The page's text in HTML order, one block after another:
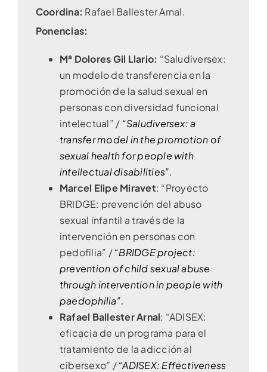
Coordina: Rafael Ballester Arnal.
Ponencias:
Mª Dolores Gil Llario: “Saludiversex:
un modelo de transferencia en la
promoción de la salud sexual en
personas con diversidad funcional
intelectual” / “Saludiversex: a
transfer model in the promotion of
sexual health for people with
intellectual disabilities”.
Marcel Elipe Miravet: “Proyecto
BRIDGE: prevención del abuso
sexual infantil a través de la
intervención en personas con
pedofilia” /“BRIDGE project:
prevention of child sexual abuse
through intervention in people with
paedophilia”.
Rafael Ballester Arnal: “ADISEX:
eficacia de un programa para el
tratamiento de la adicción al
cibersexo” /“ADISEX: Effectiveness